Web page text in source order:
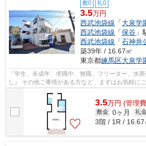
敷0 礼0
3.5万円
西武池袋線 「大泉学
西武池袋線 「保谷 」
西武池袋線 「石神井
築39年 / 16.67㎡
東京都練馬区大泉学
『学生、未成年、求職中、無職、フリーター、水
し』 その他ご事情がある方など、まずはお気軽に
3.5万円 (管理
敷金 0ヶ月 礼
3階 / 1R / 16.67